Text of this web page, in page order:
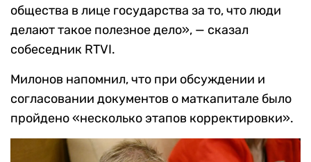
общества в лице государства за то, что люди
делают такое полезное дело», — сказал
собеседник RTVI.
Милонов напомнил, что при обсуждении и
согласовании документов о маткапитале было
пройдено «несколько этапов корректировки».